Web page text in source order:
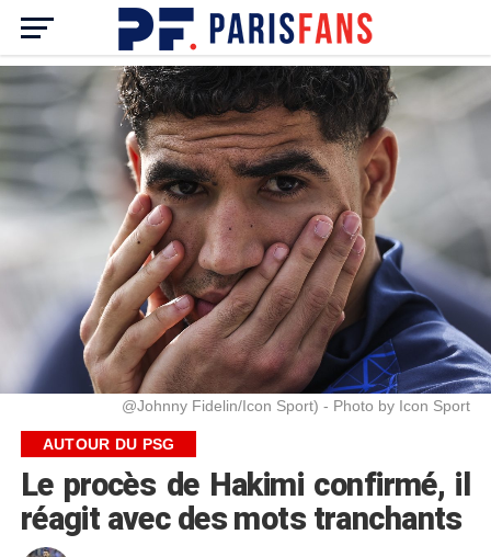
@Johnny Fidelin/Icon Sport) - Photo by Icon Sport
AUTOUR DU PSG
Le procès de Hakimi confirmé, il
réagit avec des mots tranchants